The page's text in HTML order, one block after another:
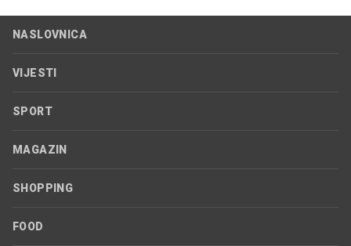
NASLOVNICA
VIJESTI
SPORT
MAGAZIN
SHOPPING
FOOD